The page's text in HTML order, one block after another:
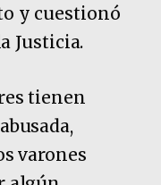
y cuestionó
Justicia.
tienen
varones